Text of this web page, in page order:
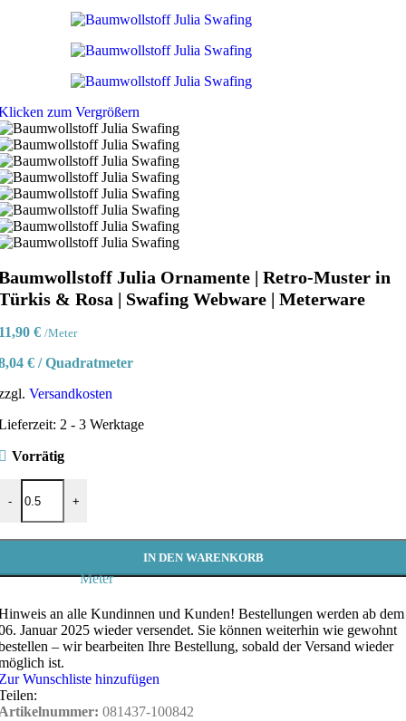
zum Vergrößern
Julia Ornamente | Retro-Muster in
& Rosa | Swafing Webware | Meterware
€ /Meter
€ /Quadratmeter
Versandkosten
2 - 3 Werktage
Vorrätig
-
Julia Ornamente | Retro-Muster in Türkis & Rosa |
+
Meter
IN DEN WARENKORB
an alle Kundinnen und Kunden! Bestellungen werden ab dem
Januar 2025 wieder versendet. Sie können weiterhin wie gewohnt
– wir bearbeiten Ihre Bestellung, sobald der Versand wieder
ist.
Wunschliste hinzufügen
081437-100842